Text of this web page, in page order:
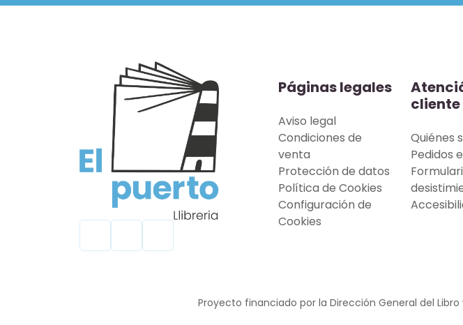
Páginas legales
Aviso legal
Condiciones de
venta
Protección de datos
Política de Cookies
Configuración de
Cookies
cliente
Quiénes
Pedidos
Proyecto financiado por la Dirección General del